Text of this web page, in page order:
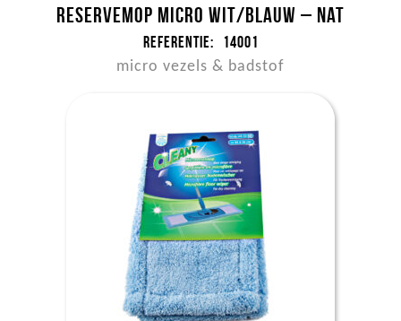
Reservemop micro wit/blauw – nat
Referentie: 14001
micro vezels & badstof